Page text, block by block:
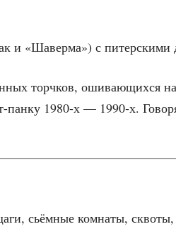
и «Шавер­ма») с питер­ски­ми
торч­ков, оши­ва­ю­щих­ся
пан­ку 1980‑х — 1990‑х.
сьём­ные ком­на­ты,